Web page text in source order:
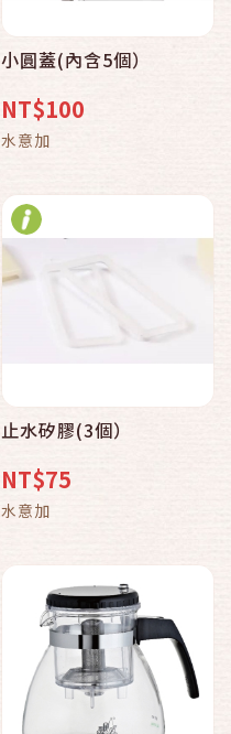
小圓蓋(內含5個）
NT$100
水意加
止水矽膠(3個）
NT$75
水意加